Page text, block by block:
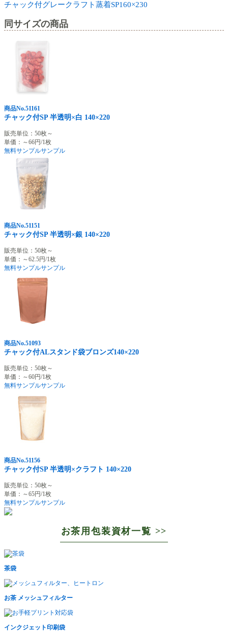
チャック付グレークラフト蒸着SP160×230
同サイズの商品
商品No.51161
チャック付SP 半透明×白 140×220
販売単位：50枚～
単価：～66円/1枚
無料サンプルサンプル
商品No.51151
チャック付SP 半透明×銀 140×220
販売単位：50枚～
単価：～62.5円/1枚
無料サンプルサンプル
商品No.51093
チャック付ALスタンド袋ブロンズ140×220
販売単位：50枚～
単価：～60円/1枚
無料サンプルサンプル
商品No.51156
チャック付SP 半透明×クラフト 140×220
販売単位：50枚～
単価：～65円/1枚
無料サンプルサンプル
お茶用包装資材一覧 >>
茶袋
お茶 メッシュフィルター
インクジェット印刷袋